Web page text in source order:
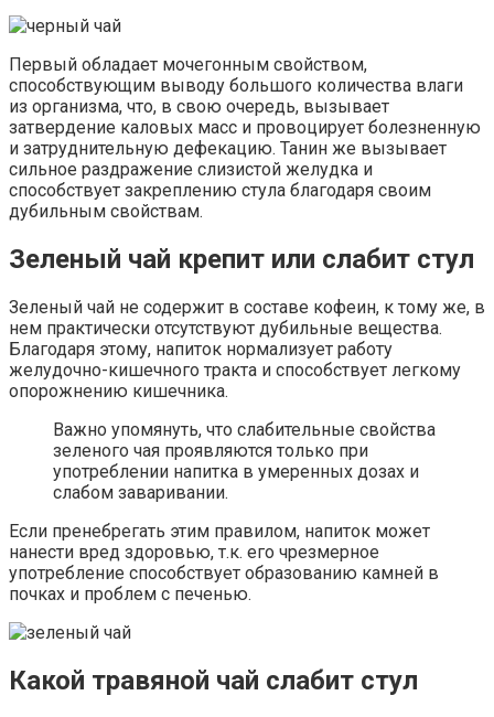
Первый обладает мочегонным свойством,
способствующим выводу большого количества влаги
из организма, что, в свою очередь, вызывает
затвердение каловых масс и провоцирует болезненную
и затруднительную дефекацию. Танин же вызывает
сильное раздражение слизистой желудка и
способствует закреплению стула благодаря своим
дубильным свойствам.
Зеленый чай крепит или слабит стул
Зеленый чай не содержит в составе кофеин, к тому же, в
нем практически отсутствуют дубильные вещества.
Благодаря этому, напиток нормализует работу
желудочно-кишечного тракта и способствует легкому
опорожнению кишечника.
Важно упомянуть, что слабительные свойства
зеленого чая проявляются только при
употреблении напитка в умеренных дозах и
слабом заваривании.
Если пренебрегать этим правилом, напиток может
нанести вред здоровью, т.к. его чрезмерное
употребление способствует образованию камней в
почках и проблем с печенью.
Какой травяной чай слабит стул